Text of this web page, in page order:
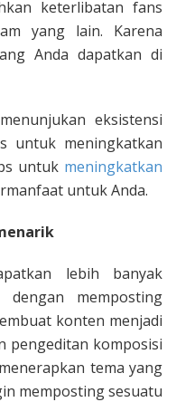
keterlibatan fans
yang lain. Karena
Anda dapatkan di
eksistensi
untuk meningkatkan
untuk meningkatkan
untuk Anda.
lebih banyak
memposting
konten menjadi
pengeditan komposisi
tema yang
memposting sesuatu